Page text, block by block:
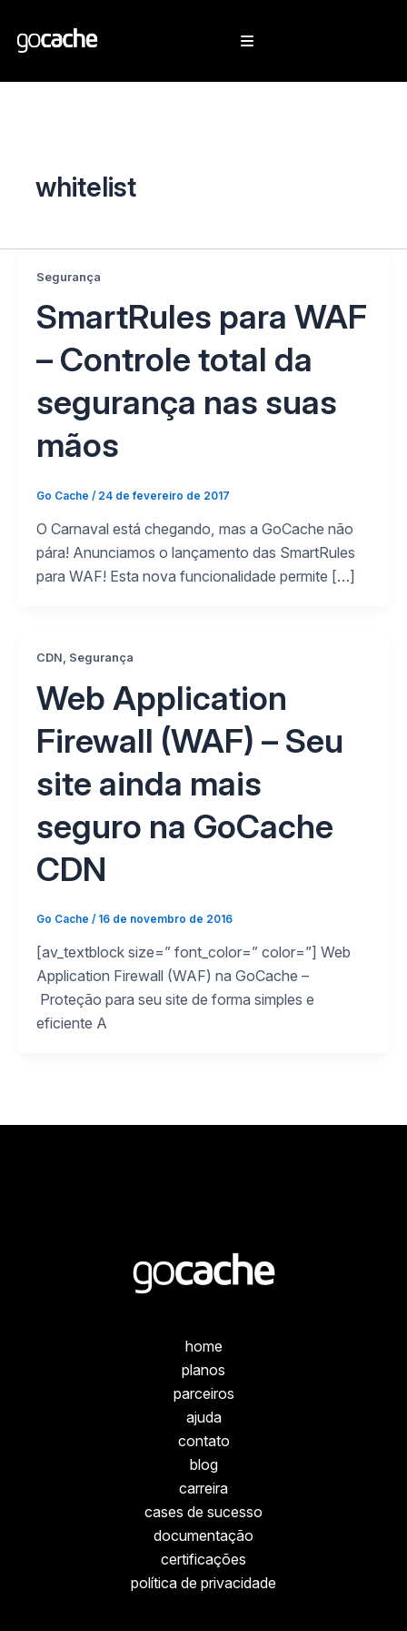
whitelist
Segurança
SmartRules para WAF
– Controle total da
segurança nas suas
mãos
Go Cache / 24 de fevereiro de 2017
O Carnaval está chegando, mas a GoCache não
pára! Anunciamos o lançamento das SmartRules
para WAF! Esta nova funcionalidade permite […]
CDN Segurança
Web Application
Firewall (WAF) – Seu
site ainda mais
seguro na GoCache
CDN
Go Cache / 16 de novembro de 2016
[av_textblock size=” font_color=” color=”] Web
Application Firewall (WAF) na GoCache –
Proteção para seu site de forma simples e
eficiente A
home
planos
parceiros
ajuda
contato
blog
carreira
cases de sucesso
documentação
certificações
política de privacidade